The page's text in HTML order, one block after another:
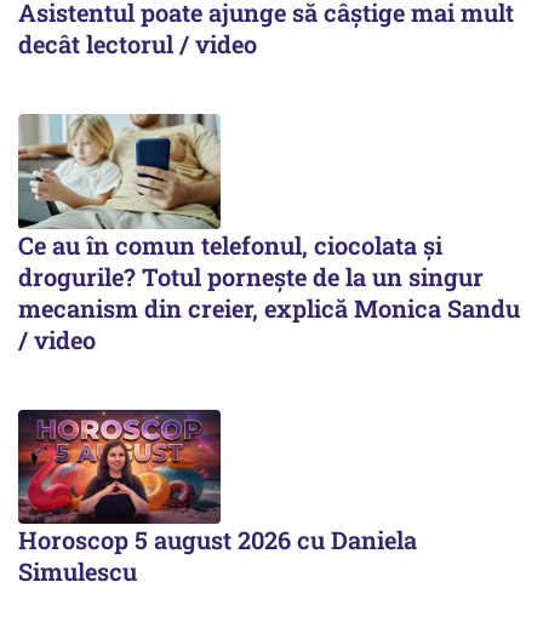
Asistentul poate ajunge să câștige mai mult
decât lectorul / video
Ce au în comun telefonul, ciocolata și
drogurile? Totul pornește de la un singur
mecanism din creier, explică Monica Sandu
/ video
Horoscop 5 august 2026 cu Daniela
Simulescu